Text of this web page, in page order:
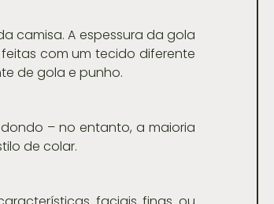
camisa. A espessura da gola
com um tecido diferente
de gola e punho.
– no entanto, a maioria
de colar.